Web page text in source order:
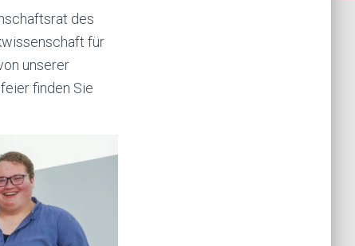
des
für
unserer
finden Sie